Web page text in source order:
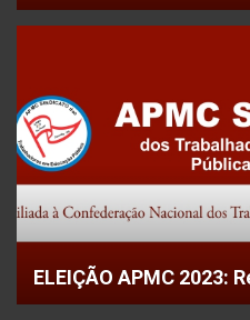
ELEIÇÃO APMC 2023: